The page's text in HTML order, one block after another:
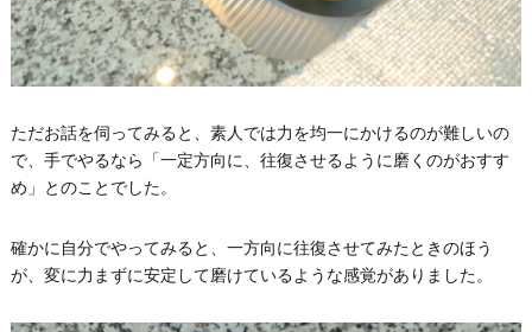
ただお話を伺ってみると、素人では力を均一にかけるのが難しいの
で、手でやるなら「一定方向に、往復させるように磨くのがおすす
め」とのことでした。
確かに自分でやってみると、一方向に往復させてみたときのほう
が、変に力まずに安定して磨けているような感覚がありました。